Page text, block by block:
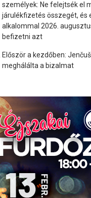
személyek: Ne felejtsék el
járulékfizetés összegét, és
alkalommal 2026.
befizetni azt
Először a kezdőben:
meghálálta a bizalmat